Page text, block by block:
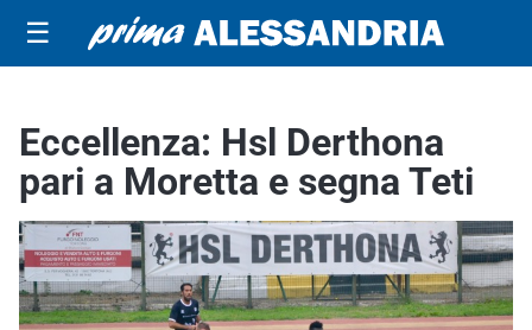
☰
Eccellenza: Hsl Derthona
pari a Moretta e segna Teti